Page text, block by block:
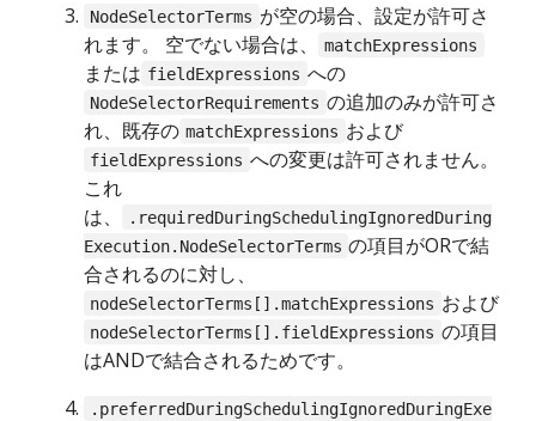
NodeSelectorTerms が空の場合、設定が許可さ
れます。 空でない場合は、
matchExpressions
または fieldExpressions への
NodeSelectorRequirements の追加のみが許可さ
れ、既存の matchExpressions および
fieldExpressions への変更は許可されません。
これ
は、
.requiredDuringSchedulingIgnoredDuring
Execution.NodeSelectorTerms の項目がORで結
合されるのに対し、
nodeSelectorTerms[].matchExpressions および
nodeSelectorTerms[].fieldExpressions の項目
はANDで結合されるためです。
.preferredDuringSchedulingIgnoredDuringExe